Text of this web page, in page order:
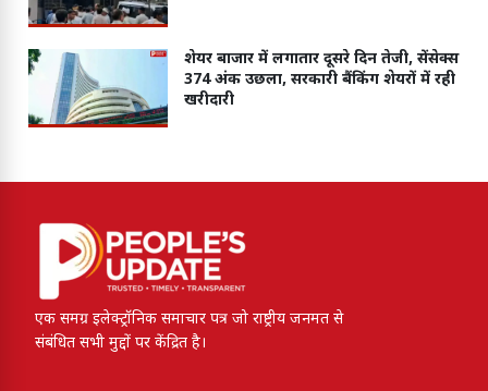
शेयर बाजार में लगातार दूसरे दिन तेजी, सेंसेक्स
374 अंक उछला, सरकारी बैंकिंग शेयरों में रही
खरीदारी
एक समग्र इलेक्ट्रॉनिक समाचार पत्र जो राष्ट्रीय जनमत से
संबंधित सभी मुद्दों पर केंद्रित है।